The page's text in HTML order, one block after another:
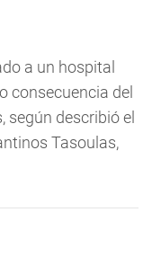
a un hospital
consecuencia del
según describió el
Tasoulas,